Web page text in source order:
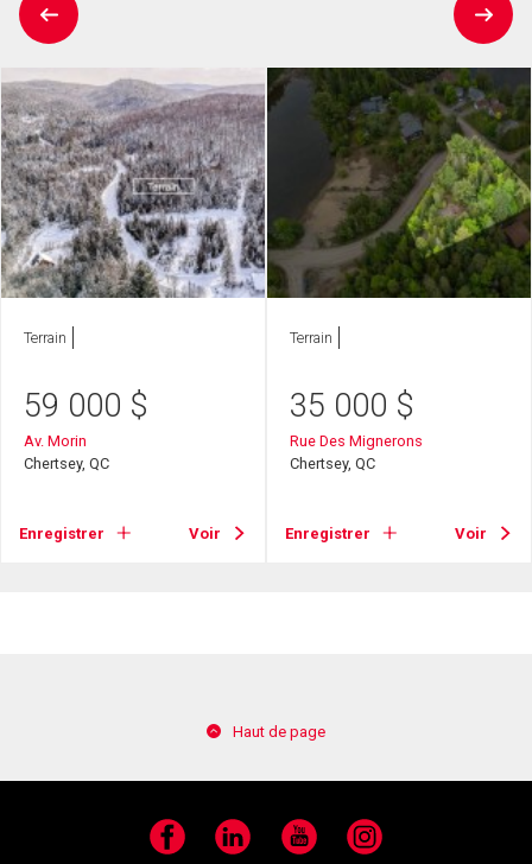
Terrain
59 000 $
Av. Morin
Chertsey, QC
Enregistrer Voir
Terrain
35 000 $
Rue Des Mignerons
Chertsey, QC
Enregistrer Voir
Haut de page
Facebook LinkedIn YouTube Instagram